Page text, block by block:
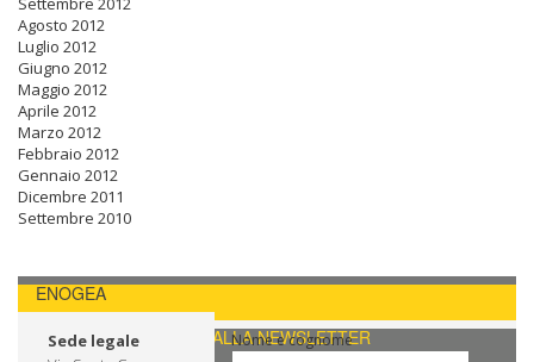
Agosto 2012
Luglio 2012
Giugno 2012
Maggio 2012
Aprile 2012
Marzo 2012
Febbraio 2012
Gennaio 2012
Dicembre 2011
Settembre 2010
ENOGEA
CONTATTI / ISCRIVITI ALLA NEWSLETTER
Sede legale
Nome e cognome